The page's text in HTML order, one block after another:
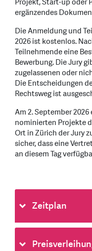
ergänzendes
Die Anmeldung und
2026 ist kostenlos.
Teilnehmende eine
Bewerbung. Die Jury
zugelassenen oder
Die Entscheidungen
Rechtsweg ist
Am 2. September
nominierten Projekte
Ort in Zürich der Jury
sicher, dass eine
an diesem Tag
Zeitplan